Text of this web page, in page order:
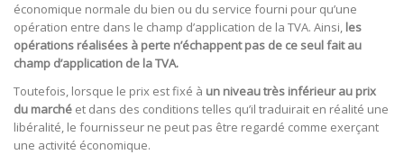
économique normale du bien ou du service fourni pour qu’une
opération entre dans le champ d’application de la TVA. Ainsi, les
opérations réalisées à perte n’échappent pas de ce seul fait au
champ d’application de la TVA.
Toutefois, lorsque le prix est fixé à un niveau très inférieur au prix
du marché et dans des conditions telles qu’il traduirait en réalité une
libéralité, le fournisseur ne peut pas être regardé comme exerçant
une activité économique.